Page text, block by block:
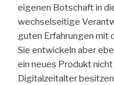
eigenen Botschaft in
wechselseitige
guten Erfahrungen mit
Sie entwickeln aber
ein neues Produkt nicht
Digitalzeitalter